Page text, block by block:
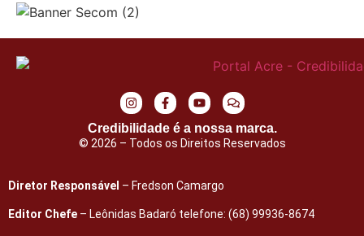
Credibilidade é a nossa marca.
© 2026 – Todos os Direitos Reservados
Diretor Responsável – Fredson Camargo
Editor Chefe – Leônidas Badaró telefone: (68) 99936-8674